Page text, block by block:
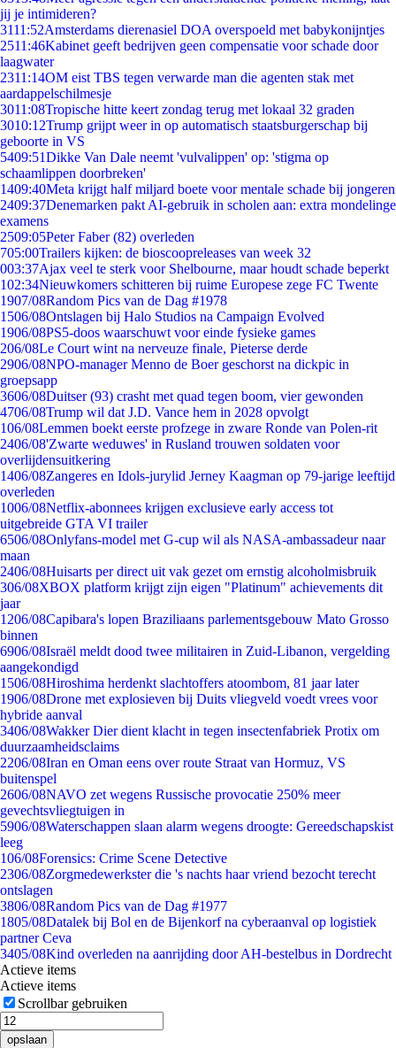
jij je intimideren?
3111:52Amsterdams dierenasiel DOA overspoeld met babykonijntjes
2511:46Kabinet geeft bedrijven geen compensatie voor schade door
laagwater
2311:14OM eist TBS tegen verwarde man die agenten stak met
aardappelschilmesje
3011:08Tropische hitte keert zondag terug met lokaal 32 graden
3010:12Trump grijpt weer in op automatisch staatsburgerschap bij
geboorte in VS
5409:51Dikke Van Dale neemt 'vulvalippen' op: 'stigma op
schaamlippen doorbreken'
1409:40Meta krijgt half miljard boete voor mentale schade bij jongeren
2409:37Denemarken pakt AI-gebruik in scholen aan: extra mondelinge
examens
2509:05Peter Faber (82) overleden
705:00Trailers kijken: de bioscoopreleases van week 32
003:37Ajax veel te sterk voor Shelbourne, maar houdt schade beperkt
102:34Nieuwkomers schitteren bij ruime Europese zege FC Twente
1907/08Random Pics van de Dag #1978
1506/08Ontslagen bij Halo Studios na Campaign Evolved
1906/08PS5-doos waarschuwt voor einde fysieke games
206/08Le Court wint na nerveuze finale, Pieterse derde
2906/08NPO-manager Menno de Boer geschorst na dickpic in
groepsapp
3606/08Duitser (93) crasht met quad tegen boom, vier gewonden
4706/08Trump wil dat J.D. Vance hem in 2028 opvolgt
106/08Lemmen boekt eerste profzege in zware Ronde van Polen-rit
2406/08'Zwarte weduwes' in Rusland trouwen soldaten voor
overlijdensuitkering
1406/08Zangeres en Idols-jurylid Jerney Kaagman op 79-jarige leeftijd
overleden
1006/08Netflix-abonnees krijgen exclusieve early access tot
uitgebreide GTA VI trailer
6506/08Onlyfans-model met G-cup wil als NASA-ambassadeur naar
maan
2406/08Huisarts per direct uit vak gezet om ernstig alcoholmisbruik
306/08XBOX platform krijgt zijn eigen "Platinum" achievements dit
jaar
1206/08Capibara's lopen Braziliaans parlementsgebouw Mato Grosso
binnen
6906/08Israël meldt dood twee militairen in Zuid-Libanon, vergelding
aangekondigd
1506/08Hiroshima herdenkt slachtoffers atoombom, 81 jaar later
1906/08Drone met explosieven bij Duits vliegveld voedt vrees voor
hybride aanval
3406/08Wakker Dier dient klacht in tegen insectenfabriek Protix om
duurzaamheidsclaims
2206/08Iran en Oman eens over route Straat van Hormuz, VS
buitenspel
2606/08NAVO zet wegens Russische provocatie 250% meer
gevechtsvliegtuigen in
5906/08Waterschappen slaan alarm wegens droogte: Gereedschapskist
leeg
106/08Forensics: Crime Scene Detective
2306/08Zorgmedewerkster die 's nachts haar vriend bezocht terecht
ontslagen
3806/08Random Pics van de Dag #1977
1805/08Datalek bij Bol en de Bijenkorf na cyberaanval op logistiek
partner Ceva
3405/08Kind overleden na aanrijding door AH-bestelbus in Dordrecht
Actieve items
Actieve items
Scrollbar gebruiken
opslaan